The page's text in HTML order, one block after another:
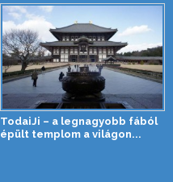
TodaiJi – a legnagyobb fából
épült templom a világon...